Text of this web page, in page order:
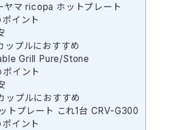
ヤマ ricopa ホットプレート
イント
ップルにおすすめ
Grill Pure/Stone
ポイント
ップルにおすすめ
トプレート これ1台 CRV-G300
イント